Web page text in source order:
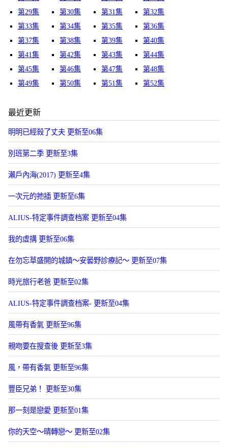
第29集
第30集 第31集
第32集
第33集
第34集 第35集
第36集
第37集
第38集 第39集
第40集
第41集
第42集 第43集
第44集
第45集
第46集 第47集
第48集
第49集
第50集 第51集 第52集
最近更新
明明已經殺了丈夫 更新至06集
別班第二季 更新至3集
瀨戶內海(2017) 更新至4集
一次元的扡插 更新至6集
ALIUS-特定事件調查档案 更新至04集
我的虛搆 更新至06集
在勿忘草盛開的城鎮～安曇野診療記～ 更新至07集
時光旅行老爸 更新至02集
ALIUS-特定事件調查档案- 更新至04集
風帶有香氣 更新至96集
親吻要在搜查後 更新至3集
風，帶有香氣 更新至96集
豐臣兄弟！ 更新至30集
那一刻是戀愛 更新至01集
你的天空～晴轉戀～ 更新至02集